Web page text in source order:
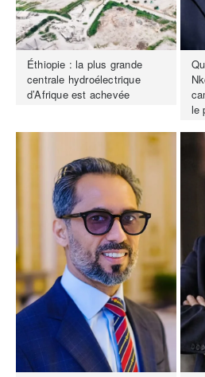
Éthiopie : la plus grande
centrale hydroélectrique
d’Afrique est achevée
le